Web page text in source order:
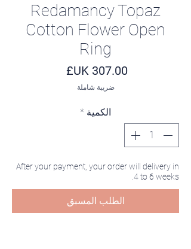
Redamancy Topaz
Cotton Flower Open
Ring
السعر
ضريبة شاملة
الكمية *
After your payment, your order will delivery in
4 to 6 weeks.
الطلب المسبق